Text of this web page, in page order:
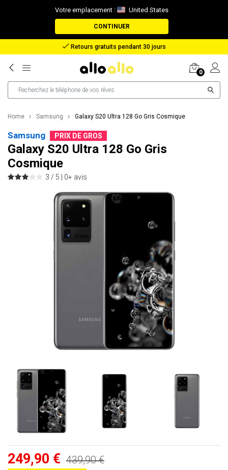
Votre emplacement : United States
CONTINUER
Retours gratuits pendant 30 jours
0
Home Samsung Galaxy S20 Ultra 128 Go Gris Cosmique
Samsung PRIX DE GROS
Galaxy S20 Ultra 128 Go Gris
Cosmique
3 / 5 | 0+ avis
249,90 € 439,90 €